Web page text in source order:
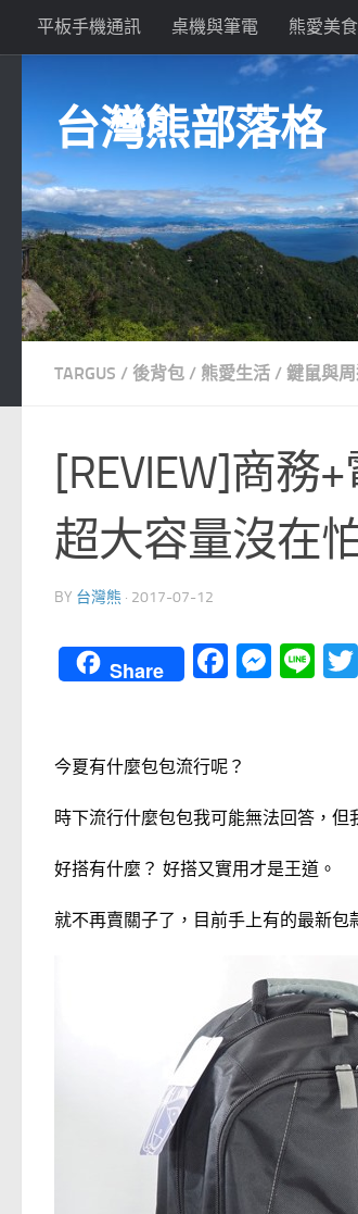
Skip to content
平板手機通訊 桌機與筆電 熊愛美食
台灣熊部落格
TARGUS / 後背包 / 熊愛生活 / 鍵鼠與
[REVIEW]商務
超大容量沒在
BY 台灣熊 · 2017-07-12
Share Facebook
Line
今夏有什麼包包流行呢？
時下流行什麼包包我可能無法回答，但
好搭有什麼？ 好搭又實用才是王道。
就不再賣關子了，目前手上有的最新包